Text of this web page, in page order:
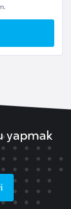
yapmak